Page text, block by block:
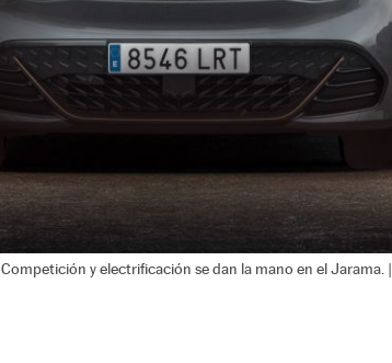
Competición y electrificación se dan la mano en el Jarama. |